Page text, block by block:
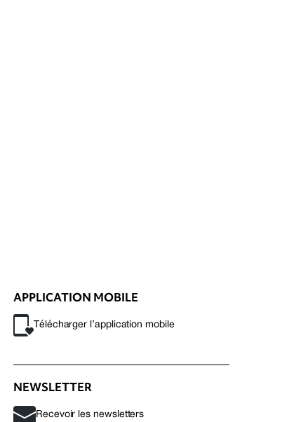
APPLICATION MOBILE
Télécharger l’application mobile
NEWSLETTER
Recevoir les newsletters